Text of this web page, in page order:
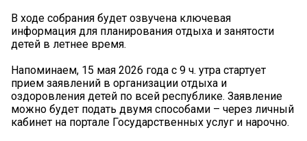
В ходе собрания будет озвучена ключевая
информация для планирования отдыха и занятости
детей в летнее время.
️Напоминаем, 15 мая 2026 года с 9 ч. утра стартует
прием заявлений в организации отдыха и
оздоровления детей по всей республике. Заявление
можно будет подать двумя способами – через личный
кабинет на портале Государственных услуг и нарочно.